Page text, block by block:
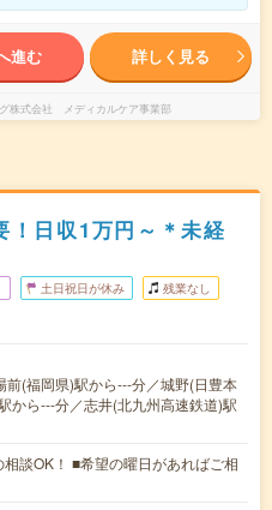
進む 詳しく見る
株式会社 メディカルケア事業部
！日収1万円～＊未経
土日祝日が休み 残業なし
前(福岡県)駅から---分／城野(日豊本
から---分／志井(北九州高速鉄道)駅
談OK！ ■希望の曜日があればご相